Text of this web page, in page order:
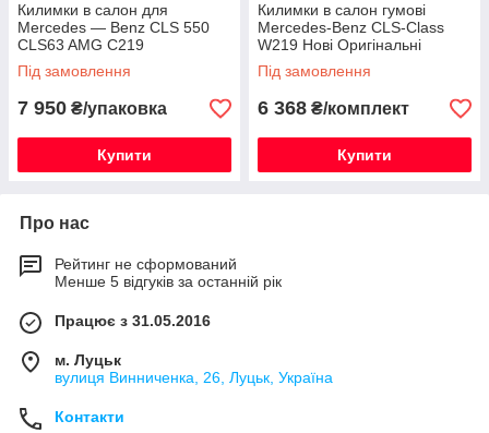
Килимки в салон для
Mercedes — Benz CLS 550
CLS63 AMG C219
Під замовлення
7 950 ₴/упаковка
Купити
Килимки в салон гумові
Mercedes-Benz CLS-Class
W219 Нові Оригінальні
Під замовлення
6 368 ₴/комплект
Купити
Про нас
Рейтинг не сформований
Менше 5 відгуків за останній рік
Працює з 31.05.2016
м. Луцьк
вулиця Винниченка, 26, Луцьк, Україна
Контакти